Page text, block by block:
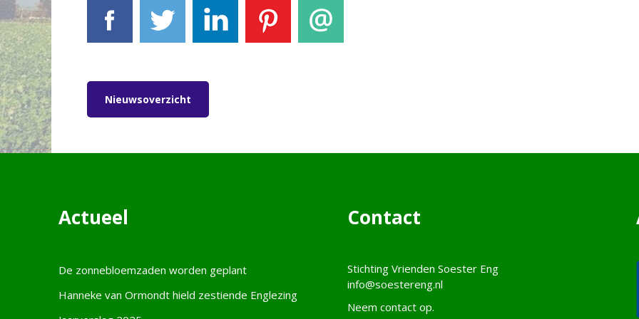
Nieuwsoverzicht
Actueel
De zonnebloemzaden worden geplant
Hanneke van Ormondt hield zestiende Englezing
Contact
Stichting Vrienden Soester Eng
info@soestereng.nl
Neem contact op.